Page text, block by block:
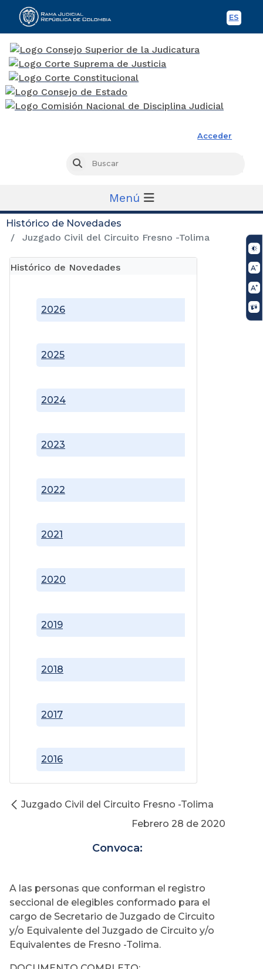
ES
Acceder
Buscar
Menú
Histórico de Novedades
Juzgado Civil del Circuito Fresno -Tolima
Histórico de Novedades
2016
2017
2018
2019
2020
2021
2022
2023
2024
2025
2026
Juzgado Civil del Circuito Fresno -Tolima
Febrero 28 de 2020
Convoca:
A las personas que conforman el registro
seccional de elegibles conformado para el
cargo de Secretario de Juzgado de Circuito
y/o Equivalente del Juzgado de Circuito y/o
Equivalentes de Fresno -Tolima.